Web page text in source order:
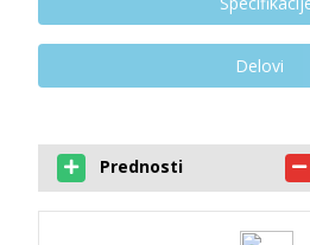
Delovi
Prednosti